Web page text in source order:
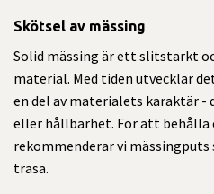
Skötsel av mässing
Solid mässing är ett slitstarkt
material. Med tiden utvecklar
en del av materialets karaktär
eller hållbarhet. För att behålla
rekommenderar vi
trasa.